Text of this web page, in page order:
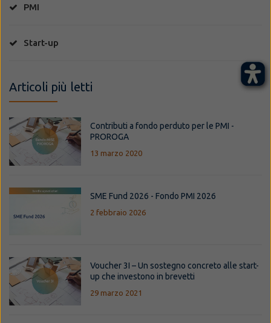
PMI
Start-up
Articoli più letti
Contributi a fondo perduto per le PMI -
PROROGA
13 marzo 2020
SME Fund 2026 - Fondo PMI 2026
2 febbraio 2026
Voucher 3I – Un sostegno concreto alle start-
up che investono in brevetti
29 marzo 2021